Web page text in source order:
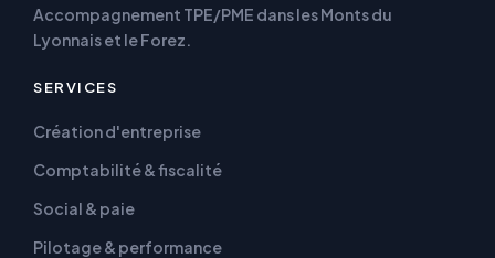
Accompagnement TPE/PME dans les Monts du
Lyonnais et le Forez.
SERVICES
Création d'entreprise
Comptabilité & fiscalité
Social & paie
Pilotage & performance